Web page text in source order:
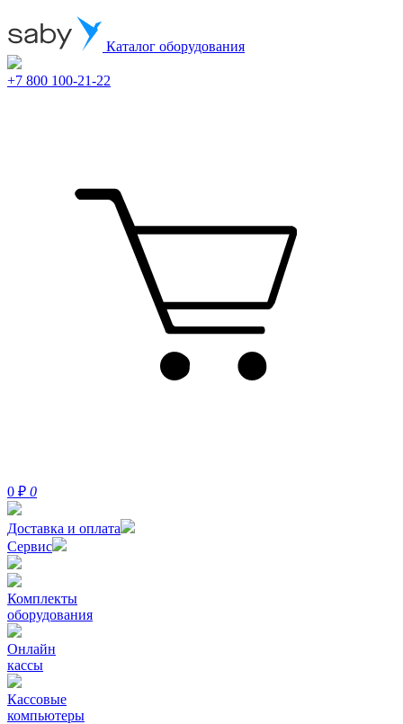
Каталог оборудования
+7 800 100-21-22
0 ₽ 0
Доставка и оплата
Сервис
Комплекты
оборудования
Онлайн
кассы
Кассовые
компьютеры